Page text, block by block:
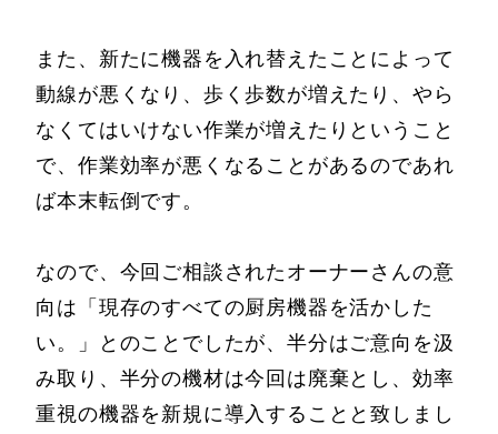
また、新たに機器を入れ替えたことによって
動線が悪くなり、歩く歩数が増えたり、やら
なくてはいけない作業が増えたりということ
で、作業効率が悪くなることがあるのであれ
ば本末転倒です。
なので、今回ご相談されたオーナーさんの意
向は「現存のすべての厨房機器を活かした
い。」とのことでしたが、半分はご意向を汲
み取り、半分の機材は今回は廃棄とし、効率
重視の機器を新規に導入することと致しまし